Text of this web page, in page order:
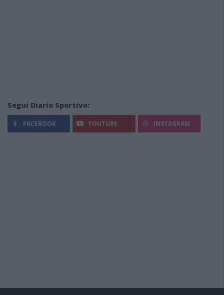
Segui Diario Sportivo:
FACEBOOK YOUTUBE INSTAGRAM